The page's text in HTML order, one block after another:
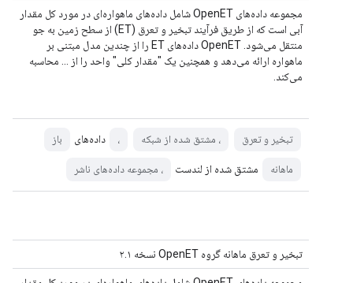
مجموعه داده‌های OpenET شامل داده‌های ماهواره‌ای در مورد کل مقدار
آبی است که از طریق فرآیند تبخیر و تعرق (ET) از سطح زمین به جو
منتقل می‌شود. OpenET داده‌های ET را از چندین مدل مبتنی بر
ماهواره ارائه می‌دهد و همچنین یک "مقدار کلی" واحد را از ... محاسبه
می‌کند.
تبخیر و تعرق ، مشتق شده از شبکه ، داده‌های باز
ماهانه مشتق شده از لندست ، مجموعه داده‌های ناشر
تبخیر و تعرق ماهانه گروه OpenET نسخه ۲.۱